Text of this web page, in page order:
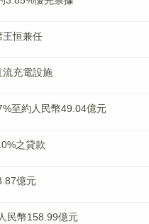
王恒兼任
充電設施
至約人民幣49.04億元
之貸款
億元
民幣158.99億元